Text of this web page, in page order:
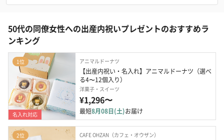
50代の同僚女性への出産内祝いプレゼントのおすすめラ
ンキング
1位
名入れ対応
アニマルドーナツ
【出産内祝い・名入れ】アニマルドーナツ（選べ
る4〜12個入り）
洋菓子・スイーツ
¥1,296〜
最短8月08日(土)お届け
2位 CAFE OHZAN（カフェ・オウザン）